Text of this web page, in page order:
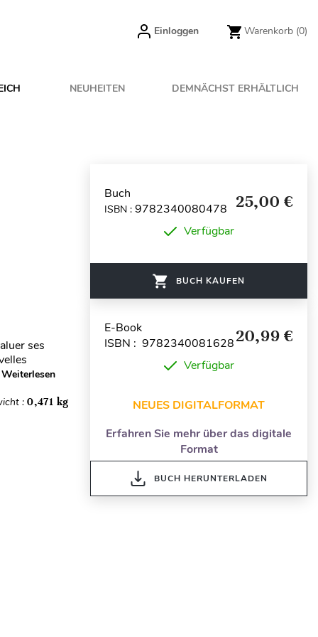
Einloggen Warenkorb (0)
NEUHEITEN DEMNÄCHST ERHÄLTLICH
ses
Weiterlesen
:0,471 kg
Buch
ISBN : 9782340080478 25,00 €
Verfügbar
BUCH KAUFEN
E-Book
ISBN : 978234008162820,99 €
Verfügbar
NEUES DIGITALFORMAT
Erfahren Sie mehr über das digitale
Format
BUCH HERUNTERLADEN